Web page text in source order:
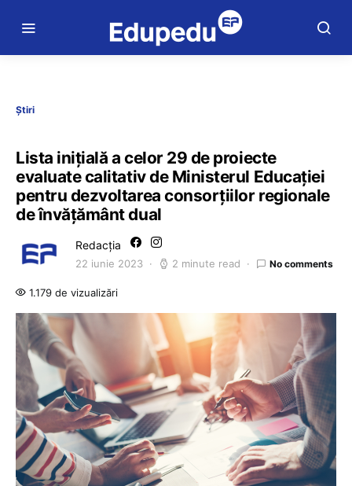
Știri
Lista inițială a celor 29 de proiecte
evaluate calitativ de Ministerul Educației
pentru dezvoltarea consorțiilor regionale
de învățământ dual
Redacția
22 iunie 2023 2 minute read No comments
1.179 de vizualizări